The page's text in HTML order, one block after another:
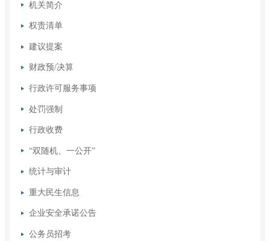
机关简介
权责清单
建议提案
财政预/决算
行政许可服务事项
处罚强制
行政收费
“双随机、一公开”
统计与审计
重大民生信息
企业安全承诺公告
公务员招考